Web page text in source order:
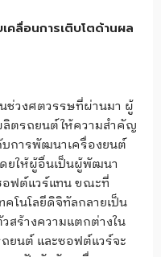
คลื่อนการเติบโตด้านผล
ช่วงศตวรรษที่ผ่านมา ผู้
ตรถยนต์ให้ความสำคัญ
การพัฒนาเครื่องยนต์
ยให้ผู้อื่นเป็นผู้พัฒนา
ฟต์แวร์แทน ขณะที่
คโนโลยีดิจิทัลกลายเป็น
สร้างความแตกต่างใน
ยนต์ และซอฟต์แวร์จะ